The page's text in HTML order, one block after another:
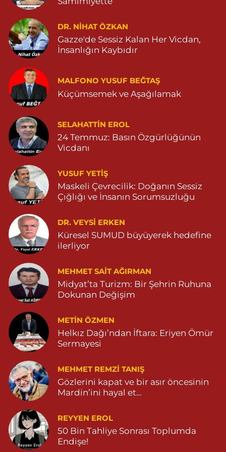
Sarohan Eczanesi
ZEYTNPINAR MAHALLESİ ROJ CADDESİ NO:30 A derik devlet
hastanesi karşısı 05425113484
0 (542) 511 34 84 Yol Tarifi Al
Eymen Eczanesi
POYRAZ MAHALLE MEVLANA SOKAK NO:5A 05343032144
0 (534) 303 21 44 Yol Tarifi Al
Yeni Eczanesi
YENİ MAHALLE 3086 SOKAK NO:2 4 04825413156
0 (482) 541 31 56 Yol Tarifi Al
İlknur Eczanesi
GÜL MAH. VATAN CAD. NO:2A 04825911091
0 (482) 591 10 91
Turan Eczanesi
TEPEBAŞI MAHALLE KISMETLİ CADDE NO:59D SAĞLIK OCAĞI
YANI 04823813670
0 (482) 381 36 70 Yol Tarifi Al
DR. NIHAT ÖZKAN
Gazze'de Sessiz Kalan Her Vicdan,
İnsanlığın Kaybıdır
MALFONO YUSUF BEĞTAŞ
Küçümsemek ve Aşağılamak
SELAHATTIN EROL
24 Temmuz: Basın Özgürlüğünün
Vicdanı
YUSUF YETİŞ
Maskeli Çevrecilik: Doğanın Sessiz
Çığlığı ve İnsanın Sorumsuzluğu
DR. VEYSI ERKEN
Küresel SUMUD büyüyerek hedefine
ilerliyor
MEHMET SAIT AĞIRMAN
Midyat’ta Turizm: Bir Şehrin Ruhuna
Dokunan Değişim
METIN ÖZMEN
Helkız Dağı’ndan İftara: Eriyen Ömür
Sermayesi
MEHMET REMZI TANIŞ
Gözlerini kapat ve bir asır öncesinin
Mardin’ini hayal et…
REYYEN EROL
50 Bin Tahliye Sonrası Toplumda
Endişe!